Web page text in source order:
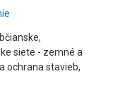
siete - zemné a
ochrana stavieb,